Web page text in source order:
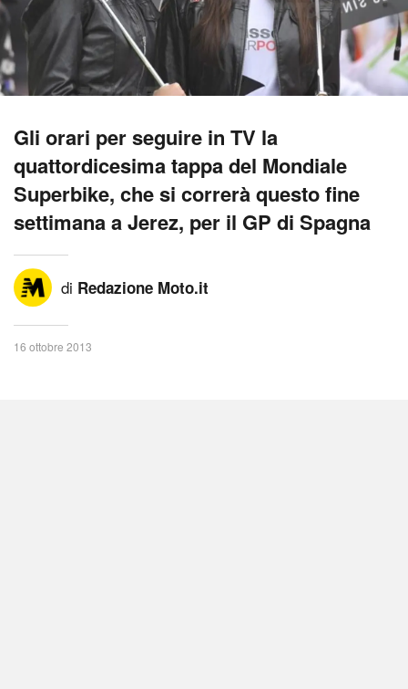
Gli orari per seguire in TV la
quattordicesima tappa del Mondiale
Superbike, che si correrà questo fine
settimana a Jerez, per il GP di Spagna
di Redazione Moto.it
16 ottobre 2013